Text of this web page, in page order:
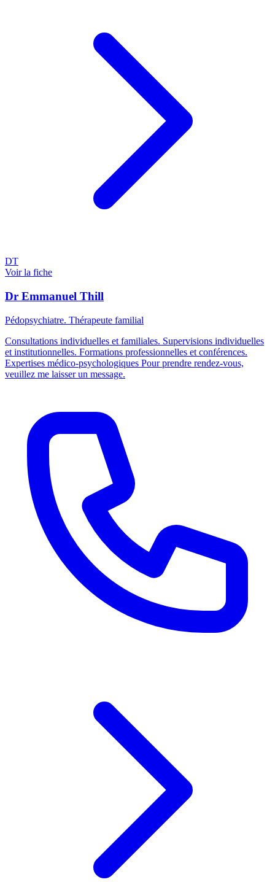
DT
Voir la fiche
Dr Emmanuel Thill
Pédopsychiatre. Thérapeute familial
Consultations individuelles et familiales. Supervisions individuelles
et institutionnelles. Formations professionnelles et conférences.
Expertises médico-psychologiques Pour prendre rendez-vous,
veuillez me laisser un message.